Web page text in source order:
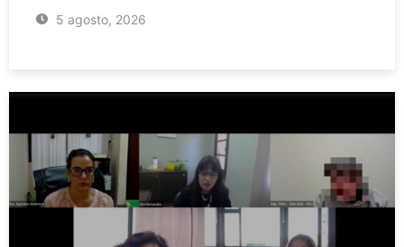
5 agosto, 2026